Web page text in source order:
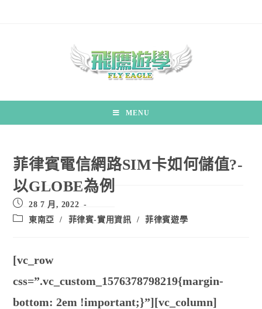
MENU
菲律賓電信網路SIM卡如何儲值?-
以GLOBE為例
28 7 月, 2022
東南亞
/ 菲律賓-實用資訊 / 菲律賓遊學
[vc_row
css=”.vc_custom_1576378798219{margin-
bottom: 2em !important;}”][vc_column]